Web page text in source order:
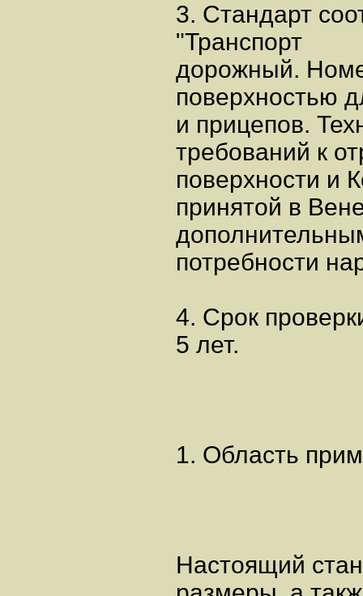
3. Стандарт
"Транспорт
дорожный.
поверхностью
и прицепов.
требований к
поверхности и
принятой в
потребности
4. Срок
5 лет.
1. Область
Настоящий